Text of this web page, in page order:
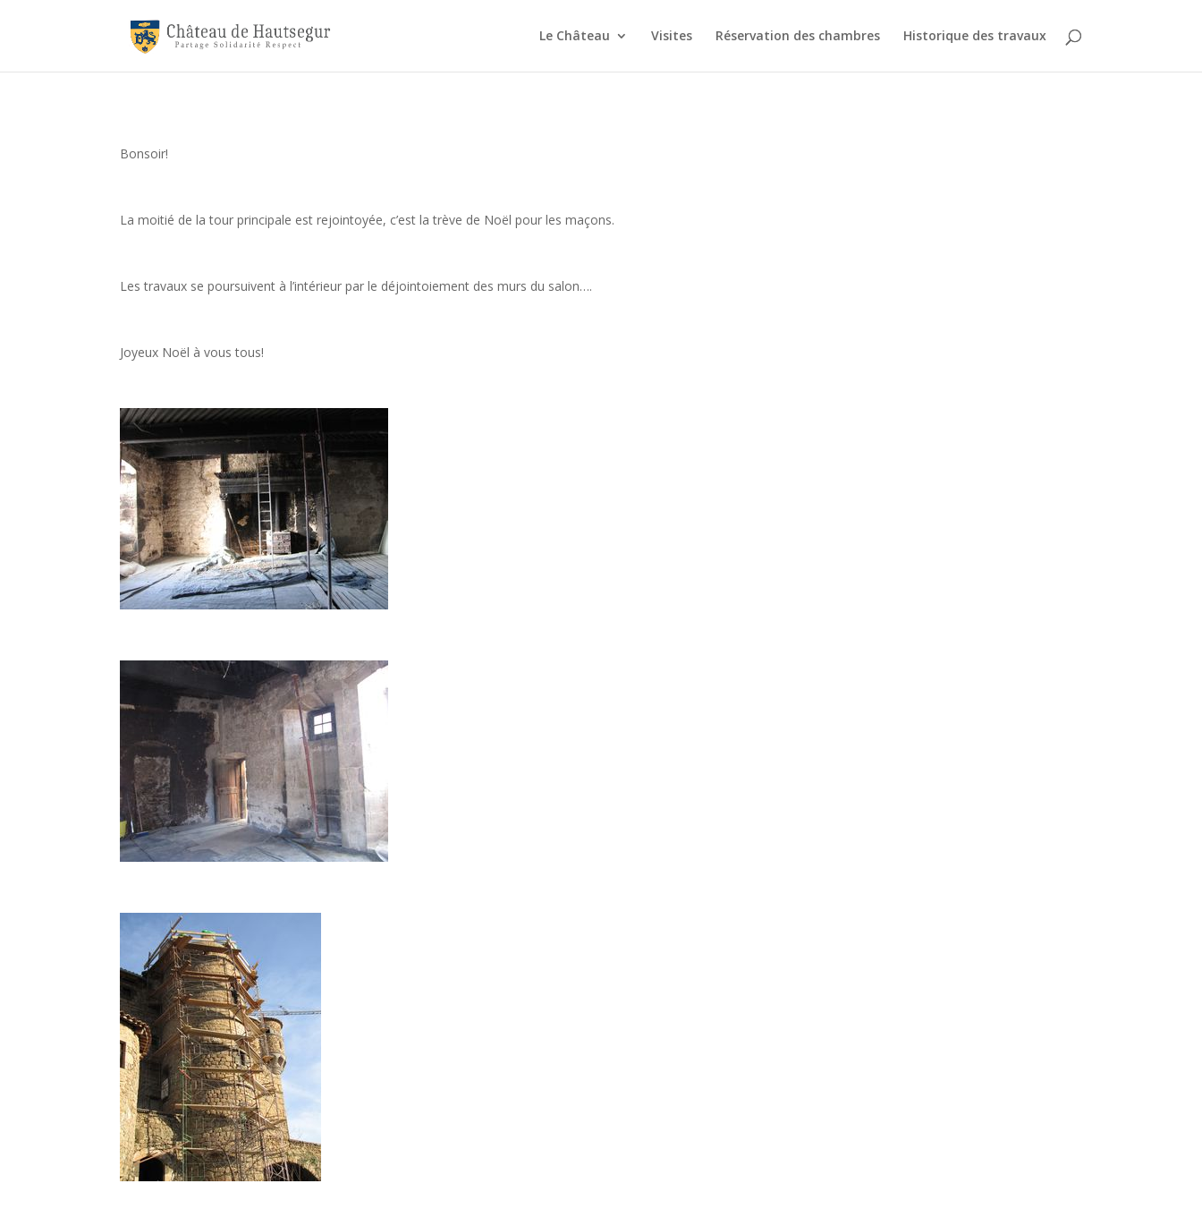
Le Château Visites Réservation des chambres Historique des travaux
Bonsoir!
La moitié de la tour principale est rejointoyée, c’est la trève de Noël pour les maçons.
Les travaux se poursuivent à l’intérieur par le déjointoiement des murs du salon….
Joyeux Noël à vous tous!